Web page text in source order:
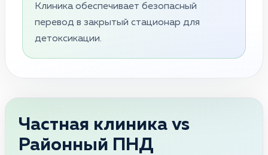
Клиника обеспечивает безопасный
перевод в закрытый стационар для
детоксикации.
Частная клиника vs
Районный ПНД